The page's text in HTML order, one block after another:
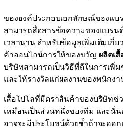
ขององค์ประกอบเอกลักษณ์ของแ
สามารถสื่อสารข้อความของแบรนด์
เวลานาน สำหรับข้อมูลเพิ่มเติมเกี่
ค้าออนไลน์การให้ของขวัญ ผลิตเ
บริษัทสามารถเป็นวิธีที่ดีในการเพิ่
และให้รางวัลแก่ผลงานของพนักง
เสื้อโปโลที่มีตราสินค้าของบริษัท
เหมือนเป็นส่วนหนึ่งของทีม และนั่น
อาจจะมีประโยชน์ด้วยซ้ำถ้าจะออ